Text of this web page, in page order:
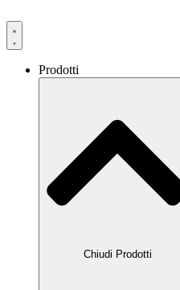
Prodotti
Chiudi Prodotti